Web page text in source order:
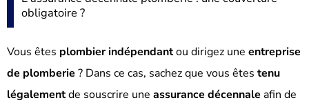
obligatoire ?
Vous êtes plombier indépendantou dirigez une entreprise
de plomberie ? Dans ce cas, sachez que vous êtes tenu
légalementde souscrire une assurance décennale afin de